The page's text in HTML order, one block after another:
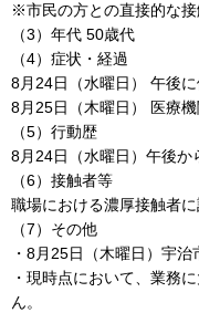
※市民の方との直接的な接
（3）年代 50歳代
（4）症状・経過
8月24日（水曜日） 午後
8月25日（木曜日） 医療
（5）行動歴
8月24日（水曜日）午後か
（6）接触者等
職場における濃厚接触者
（7）その他
・8月25日（木曜日）宇
・現時点において、業務
ん。